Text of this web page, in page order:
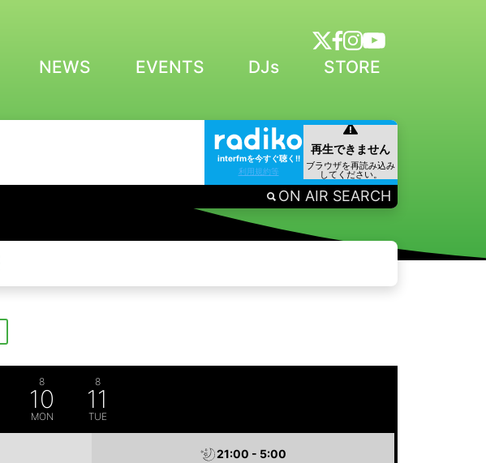
NEWS EVENTS DJs STORE
interfmを今すぐ聴く!!
利用規約等
ON AIR SEARCH
8
10
MON
8
11
TUE
21:00 - 5:00